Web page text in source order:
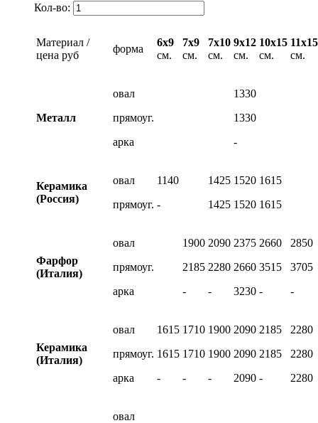
Кол-во:
Материал /
цена руб
форма
6х9
см.
7х9
см.
7х10
см.
9х12
см.
10х15
см.
11х15
см.
Металл
овал
прямоуг.
арка
1330
1330
-
Керамика
(Россия)
овал
прямоуг.
1140
-
1425
1425
1520
1520
1615
1615
Фарфор
(Италия)
овал
прямоуг.
арка
1900
2185
-
2090
2280
-
2375
2660
3230
2660
3515
-
2850
3705
-
Керамика
(Италия)
овал
прямоуг.
арка
1615
1615
-
1710
1710
-
1900
1900
-
2090
2090
2090
2185
2185
-
2280
2280
2280
овал